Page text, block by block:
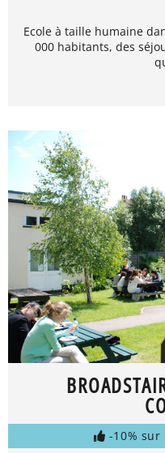
Ecole à taille humaine
000 habitants, des
-10%